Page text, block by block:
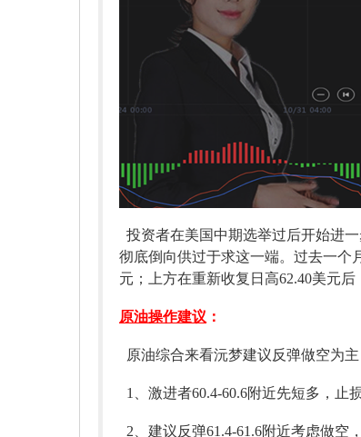
投资者在美国中期选举过后开始进
彻底倒向供过于求这一端。过去一个
元；上方在重新收复日高62.40美元后
原油操作建议 ：
原油综合来看沅梦建议反弹做空为主
1、激进者60.4-60.6附近先短多，止
2、建议反弹61.4-61.6附近考虑做空